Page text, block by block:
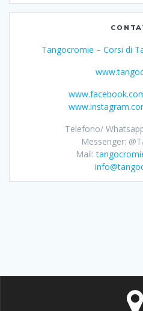
Tangocromie – Corsi di
Telefono/
Messenger:
Mail: